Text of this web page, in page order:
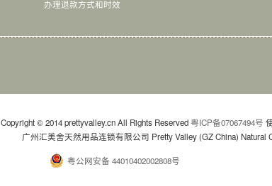
办理退款方式和时效
Copyright © 2014 prettyvalley.cn All Rights Reserved粤ICP备07067494号
广州汇美舍天然用品连锁有限公司 Pretty Valley (GZ China) Natural
粤公网安备 44010402002808号